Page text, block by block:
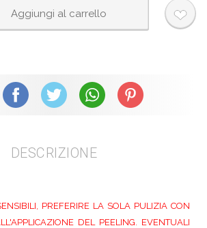
Facebook X (Twitter) WhatsAppPinterest
DESCRIZIONE
PREFERIRE LA SOLA PULIZIA CON
DEL PEELING. EVENTUALI